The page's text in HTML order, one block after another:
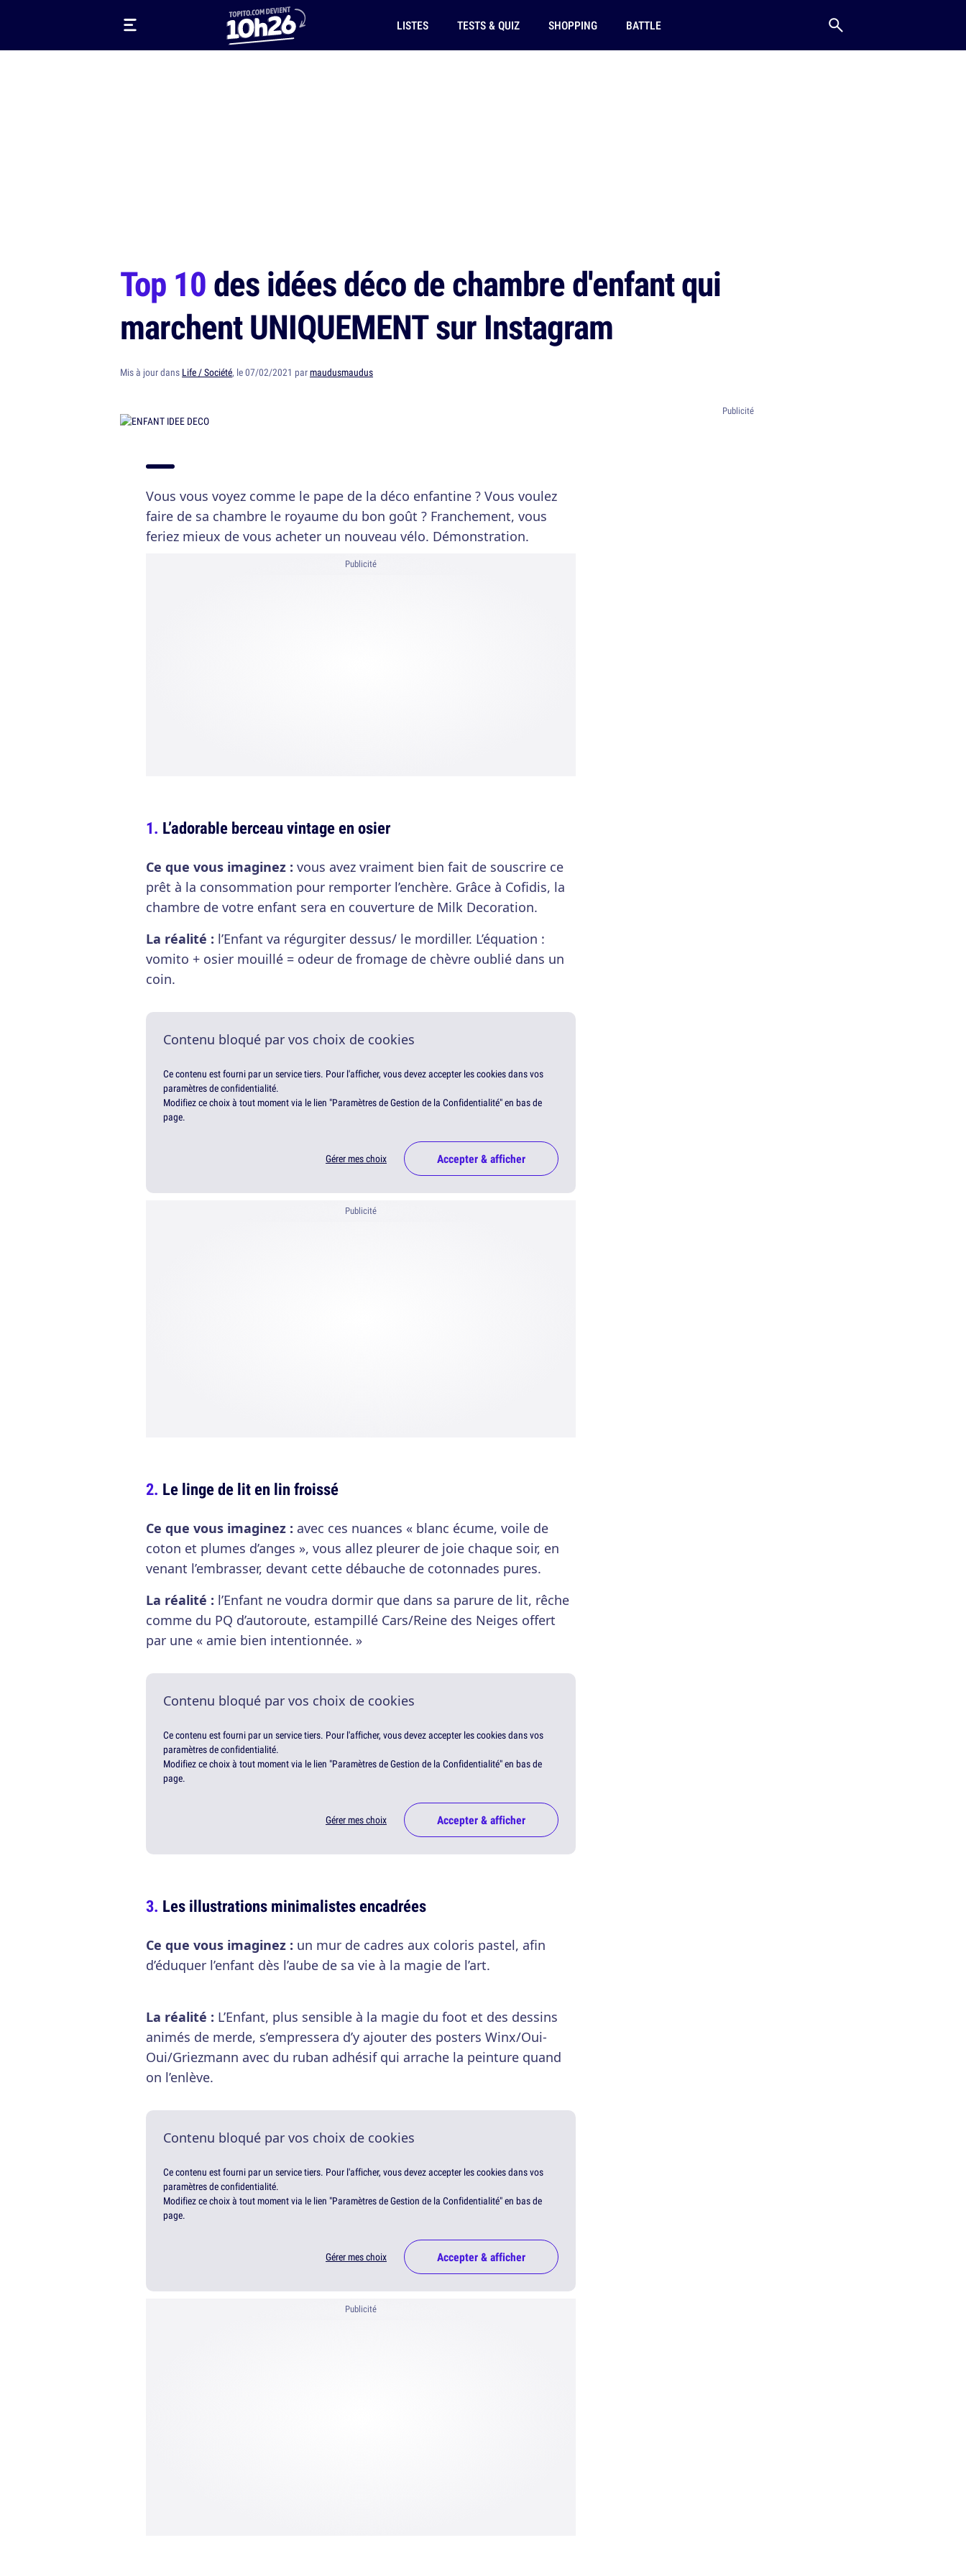
LISTES TESTS & QUIZ SHOPPING BATTLE
Top 10des idées déco de chambre d'enfant qui
marchent UNIQUEMENT sur Instagram
Mis à jour dans Life / Société, le 07/02/2021 parmaudusmaudus
Vous vous voyez comme le pape de la déco enfantine ? Vous voulez
faire de sa chambre le royaume du bon goût ? Franchement, vous
feriez mieux de vous acheter un nouveau vélo. Démonstration.
Publicité
L’adorable berceau vintage en osier
Ce que vous imaginez : vous avez vraiment bien fait de souscrire ce
prêt à la consommation pour remporter l’enchère. Grâce à Cofidis, la
chambre de votre enfant sera en couverture de Milk Decoration.
La réalité : l’Enfant va régurgiter dessus/ le mordiller. L’équation :
vomito + osier mouillé = odeur de fromage de chèvre oublié dans un
coin.
Contenu bloqué par vos choix de cookies
Ce contenu est fourni par un service tiers. Pour l'afficher, vous devez accepter les cookies dans vos
paramètres de confidentialité.
Modifiez ce choix à tout moment via le lien "Paramètres de Gestion de la Confidentialité" en bas de
page.
Gérer mes choix Accepter & afficher
Publicité
Le linge de lit en lin froissé
Ce que vous imaginez : avec ces nuances « blanc écume, voile de
coton et plumes d’anges », vous allez pleurer de joie chaque soir, en
venant l’embrasser, devant cette débauche de cotonnades pures.
La réalité : l’Enfant ne voudra dormir que dans sa parure de lit, rêche
comme du PQ d’autoroute, estampillé Cars/Reine des Neiges offert
par une « amie bien intentionnée. »
Contenu bloqué par vos choix de cookies
Ce contenu est fourni par un service tiers. Pour l'afficher, vous devez accepter les cookies dans vos
paramètres de confidentialité.
Modifiez ce choix à tout moment via le lien "Paramètres de Gestion de la Confidentialité" en bas de
page.
Gérer mes choix Accepter & afficher
Les illustrations minimalistes encadrées
Ce que vous imaginez : un mur de cadres aux coloris pastel, afin
d’éduquer l’enfant dès l’aube de sa vie à la magie de l’art.
La réalité : L’Enfant, plus sensible à la magie du foot et des dessins
animés de merde, s’empressera d’y ajouter des posters Winx/Oui-
Oui/Griezmann avec du ruban adhésif qui arrache la peinture quand
on l’enlève.
Contenu bloqué par vos choix de cookies
Ce contenu est fourni par un service tiers. Pour l'afficher, vous devez accepter les cookies dans vos
paramètres de confidentialité.
Modifiez ce choix à tout moment via le lien "Paramètres de Gestion de la Confidentialité" en bas de
page.
Gérer mes choix Accepter & afficher
Publicité